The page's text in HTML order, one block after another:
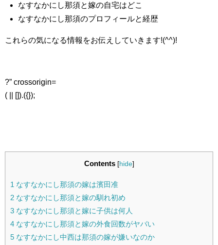
なすなかにし那須と嫁の自宅はどこ
なすなかにし那須のプロフィールと経歴
これらの気になる情報をお伝えしていきます!(^^)!
?” crossorigin=
( || []).({});
Contents [hide]
1 なすなかにし那須の嫁は濱田准
2 なすなかにし那須と嫁の馴れ初め
3 なすなかにし那須と嫁に子供は何人
4 なすなかにし那須と嫁の外食回数がヤバい
5 なすなかにし中西は那須の嫁が嫌いなのか